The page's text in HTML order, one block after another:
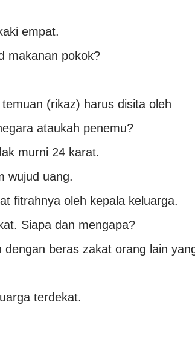
empat.
makanan pokok?
(rikaz) harus disita oleh
ataukah penemu?
murni 24 karat.
wujud uang.
fitrahnya oleh kepala keluarga.
Siapa dan mengapa?
beras zakat orang lain
terdekat.